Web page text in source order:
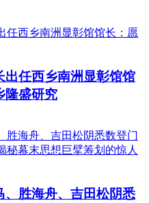
出任西乡南洲显彰馆馆
隆盛研究
、胜海舟、吉田松阴悉